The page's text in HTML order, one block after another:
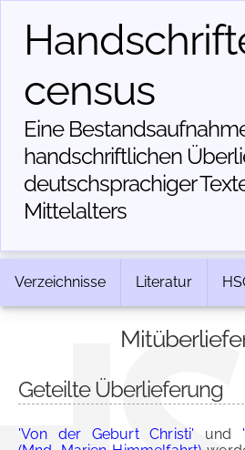
census
Eine
handschriftlichen
deutschsprachiger
Mittelalters
Verzeichnisse Literatur
Geteilte Überlieferung
'Von der Geburt Christi' und